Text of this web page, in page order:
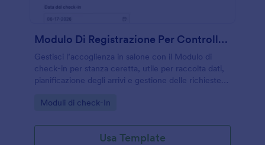
Modulo Di Registrazione Per Controllo Della Stanza Di Cera
Gestisci l’accoglienza in salone con il Modulo di
check-in per stanza ceretta, utile per raccolta dati,
pianificazione degli arrivi e gestione delle richieste
Go to Category:
Moduli di check-In
Usa Template